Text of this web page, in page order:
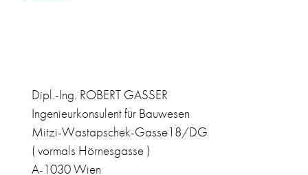
Dipl.-Ing. ROBERT GASSER
Ingenieurkonsulent für Bauwesen
Mitzi-Wastapschek-Gasse18/DG
( vormals Hörnesgasse )
A-1030 Wien